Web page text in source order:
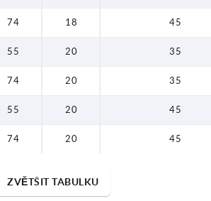
74 18 45
55 20 35
74 20 35
55 20 45
74 20 45
ZVĚTŠIT TABULKU